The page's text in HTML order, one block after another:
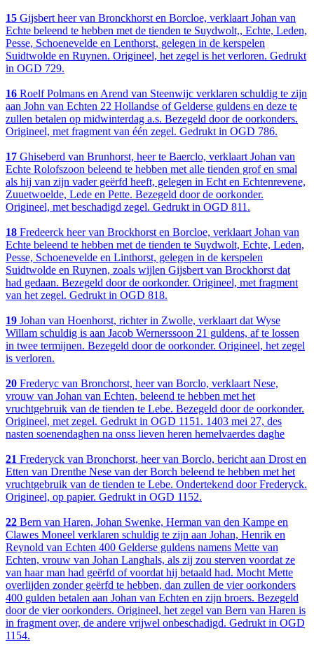
15 Gijsbert heer van Bronckhorst en Borcloe, verklaart Johan van
Echte beleend te hebben met de tienden te Suydwolt,, Echte, Leden,
Pesse, Schoenevelde en Lenthorst, gelegen in de kerspelen
Suidtwolde en Ruynen. Origineel, het zegel is het verloren. Gedrukt
in OGD 729.
16 Roelf Polmans en Arend van Steenwijc verklaren schuldig te zijn
aan John van Echten 22 Hollandse of Gelderse guldens en deze te
zullen betalen op midwinterdag a.s. Bezegeld door de oorkonders.
Origineel, met fragment van één zegel. Gedrukt in OGD 786.
17 Ghiseberd van Brunhorst, heer te Baerclo, verklaart Johan van
Echte Rolofszoon beleend te hebben met alle tienden grof en smal
als hij van zijn vader geërfd heeft, gelegen in Echt en Echtenrevene,
Zuuetwoelde, Lede en Pette. Bezegeld door de oorkonder.
Origineel, met beschadigd zegel. Gedrukt in OGD 811.
18 Fredeerck heer van Brockhorst en Borcloe, verklaart Johan van
Echte beleend te hebben met de tienden te Suydwolt, Echte, Leden,
Pesse, Schoenevelde en Linthorst, gelegen in de kerspelen
Suidtwolde en Ruynen, zoals wijlen Gijsbert van Brockhorst dat
had gedaan. Bezegeld door de oorkonder. Origineel, met fragment
van het zegel. Gedrukt in OGD 818.
19 Johan van Hoenhorst, richter in Zwolle, verklaart dat Wyse
Willam schuldig is aan Jacob Wernerssoon 21 guldens, af te lossen
in twee termijnen. Bezegeld door de oorkonder. Origineel, het zegel
is verloren.
20 Frederyc van Bronchorst, heer van Borclo, verklaart Nese,
vrouw van Johan van Echten, beleend te hebben met het
vruchtgebruik van de tienden te Lebe. Bezegeld door de oorkonder.
Origineel, met zegel. Gedrukt in OGD 1151. 1403 mei 27, des
nasten soenendaghen na onss lieven heren hemelvaerdes daghe
21 Frederyck van Bronchorst, heer van Borclo, bericht aan Drost en
Etten van Drenthe Nese van der Borch beleend te hebben met het
vruchtgebruik van de tienden te Lebe. Ondertekend door Frederyck.
Origineel, op papier. Gedrukt in OGD 1152.
22 Bern van Haren, Johan Swenke, Herman van den Kampe en
Clawes Moneel verklaren schuldig te zijn aan Johan, Henrik en
Reynold van Echten 400 Gelderse guldens namens Mette van
Echten, vrouw van Johan Langhals, als zij zou sterven voordat ze
van haar man had geërfd of voordat hij betaald had. Mocht Mette
overlijden zonder geërfd te hebben, dan zullen de vier oorkonders
400 gulden betalen aan Johan van Echten en zijn broers. Bezegeld
door de vier oorkonders. Origineel, het zegel van Bern van Haren is
in fragment over, de andere vrijwel onbeschadigd. Gedrukt in OGD
1154.